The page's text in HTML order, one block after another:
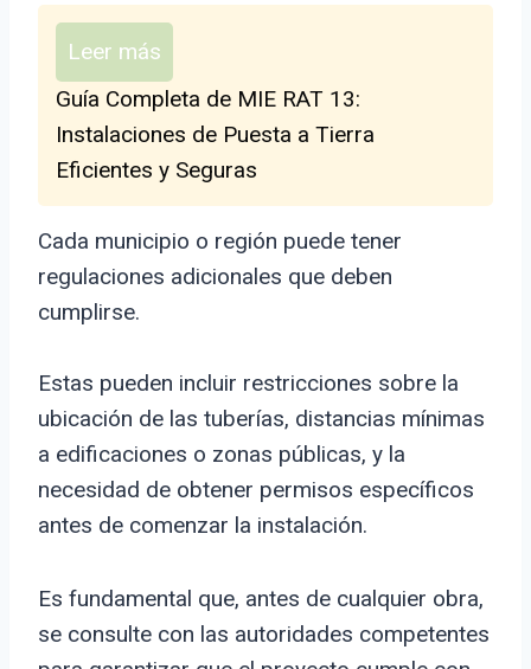
Leer más
Guía Completa de MIE RAT 13:
Instalaciones de Puesta a Tierra
Eficientes y Seguras
Cada municipio o región puede tener
regulaciones adicionales que deben
cumplirse.
Estas pueden incluir restricciones sobre la
ubicación de las tuberías, distancias mínimas
a edificaciones o zonas públicas, y la
necesidad de obtener permisos específicos
antes de comenzar la instalación.
Es fundamental que, antes de cualquier obra,
se consulte con las autoridades competentes